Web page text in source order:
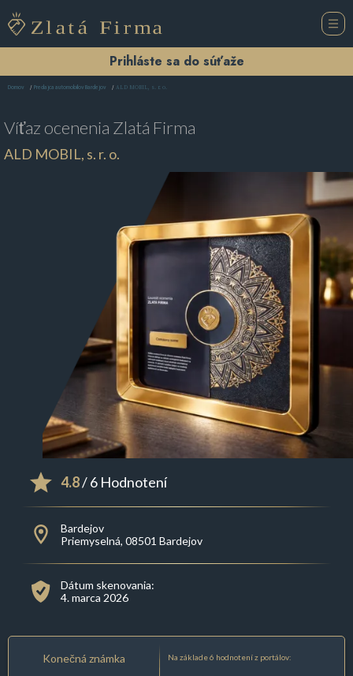
Prihláste sa do súťaže
Domov Predajca automobilov Bardejov ALD MOBIL, s. r. o.
Víťaz ocenenia Zlatá Firma
ALD MOBIL, s. r. o.
4.8/ 6 Hodnotení
Bardejov
Priemyselná, 08501 Bardejov
Dátum skenovania:
4. marca 2026
Konečná známka Na základe 6 hodnotení z portálov: